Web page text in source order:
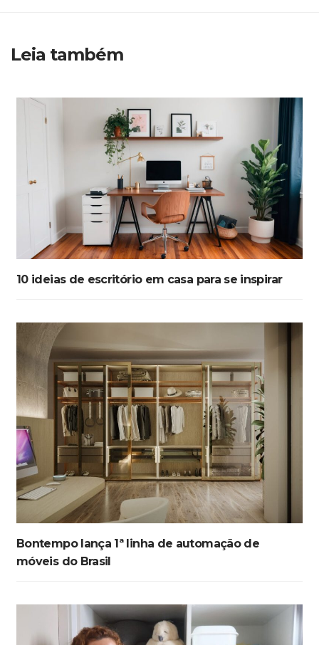
Leia também
10 ideias de escritório em casa para se inspirar
Bontempo lança 1ª linha de automação de
móveis do Brasil